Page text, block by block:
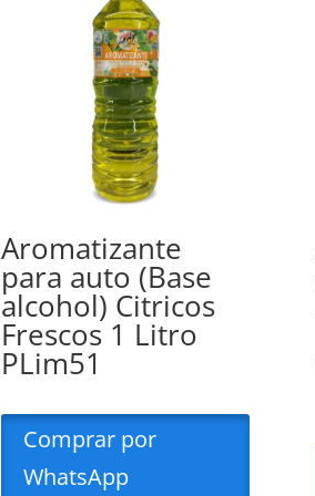
Aromatizante
para auto (Base
alcohol) Citricos
Frescos 1 Litro
PLim51
Comprar por
WhatsApp